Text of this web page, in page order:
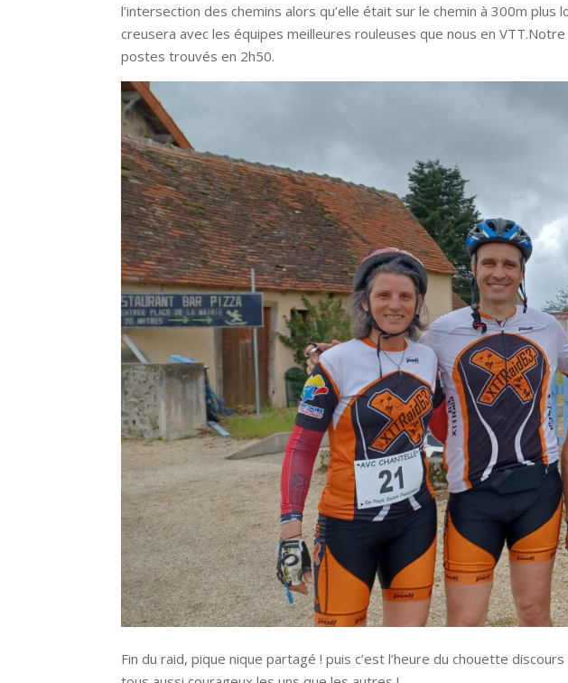
l’intersection des chemins alors qu’elle était sur le chemin à 300m
creusera avec les équipes meilleures rouleuses que nous en
postes trouvés en 2h50.
Fin du raid, pique nique partagé ! puis c’est l’heure du chouette